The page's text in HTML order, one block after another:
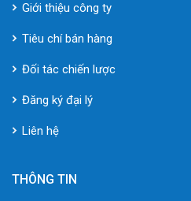
Giới thiệu công ty
Tiêu chí bán hàng
Đối tác chiến lược
Đăng ký đại lý
Liên hệ
THÔNG TIN